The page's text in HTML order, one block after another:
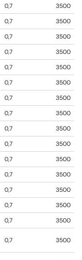
0,7
3500
0,7
3500
0,7
3500
0,7
3500
0,7
3500
0,7
3500
0,7
3500
0,7
3500
0,7
3500
0,7
3500
0,7
3500
0,7
3500
0,7
3500
0,7
3500
0,7 3500
0,7 3500